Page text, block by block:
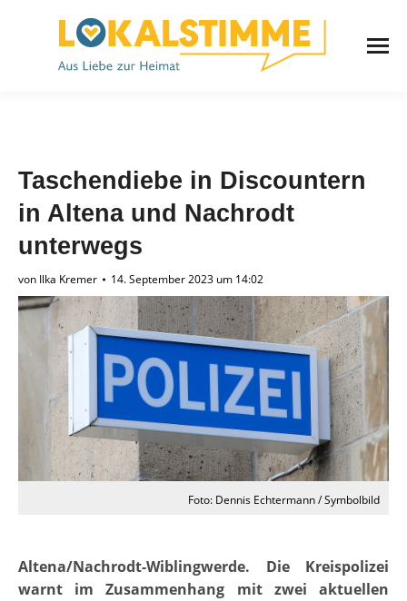
Taschendiebe in Discountern
in Altena und Nachrodt
unterwegs
von Ilka Kremer 14. September 2023 um 14:02
Foto: Dennis Echtermann / Symbolbild
Altena/Nachrodt-Wiblingwerde. Die Kreispolizei
warnt im Zusammenhang mit zwei aktuellen